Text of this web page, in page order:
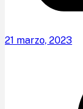
21 marzo, 2023